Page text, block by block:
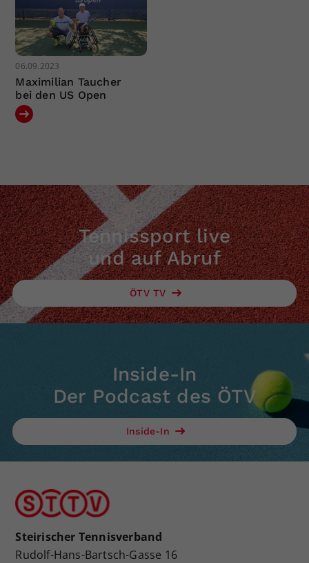
06.09.2023
Maximilian Taucher
bei den US Open
Tennissport live
und auf Abruf
ÖTV TV
Inside-In
Der Podcast des ÖTV
Inside-In
Steirischer Tennisverband
Rudolf-Hans-Bartsch-Gasse 16